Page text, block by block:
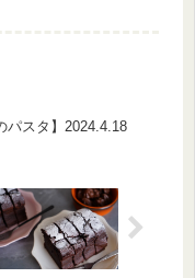
パスタ】2024.4.18